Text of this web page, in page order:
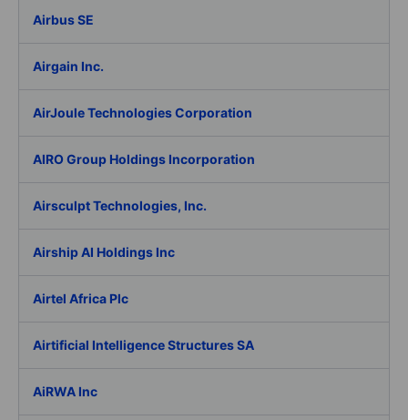
Airbus SE
Airgain Inc.
AirJoule Technologies Corporation
AIRO Group Holdings Incorporation
Airsculpt Technologies, Inc.
Airship AI Holdings Inc
Airtel Africa Plc
Airtificial Intelligence Structures SA
AiRWA Inc